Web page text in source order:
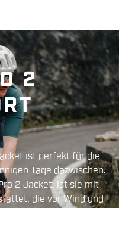
2
ist perfekt für die
Tage dazwischen.
2 Jacket, ist sie mit
die vor Wind und